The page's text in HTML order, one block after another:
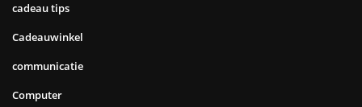
cadeau tips
Cadeauwinkel
communicatie
Computer